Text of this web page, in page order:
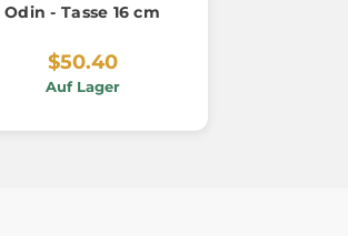
Odin - Tasse 16 cm
$50.40
Auf Lager